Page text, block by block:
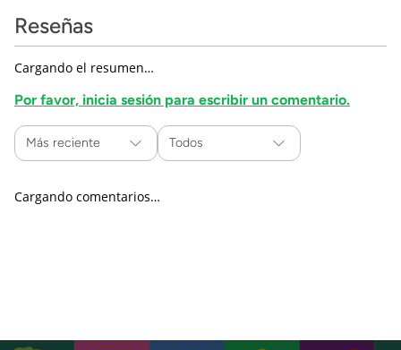
Reseñas
Cargando el resumen…
Por favor, inicia sesión para escribir un comentario.
Más reciente Todos
Cargando comentarios…